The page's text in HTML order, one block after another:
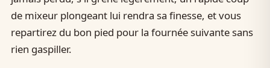
de mixeur plongeant lui rendra sa finesse, et vous
repartirez du bon pied pour la fournée suivante sans
rien gaspiller.